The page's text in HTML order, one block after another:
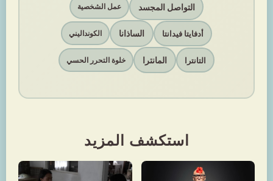
التواصل المجسد عمل الشخصية
أدفايتا فيدانتا الساذانا الكونداليني
التانترا المانترا خلوة التحرر الحسي
استكشف المزيد